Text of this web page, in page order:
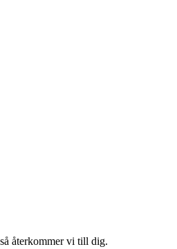
återkommer vi till dig.